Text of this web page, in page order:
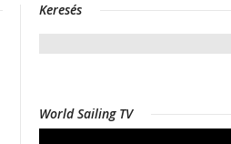
Keresés
World Sailing TV